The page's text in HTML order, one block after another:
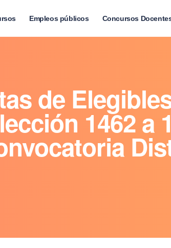
Empleos públicos Concursos
de
1462 a